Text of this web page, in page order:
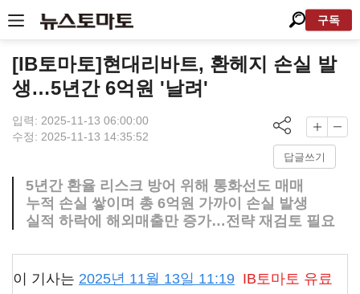
구독
[IB토마토]현대리바트, 환헤지 손실 발
생…5년간 6억원 '날려'
입력: 2025-11-13 06:00:00
수정: 2025-11-13 14:35:52
답글쓰기
5년간 환율 리스크 방어 위해 통화선도 매매
누적 손실 쌓이며 총 6억원 가까이 손실 발생
실적 하락에 해외매출만 증가…전략 재검토 필요
이 기사는 2025년 11월 13일 11:19 IB토마토 유료